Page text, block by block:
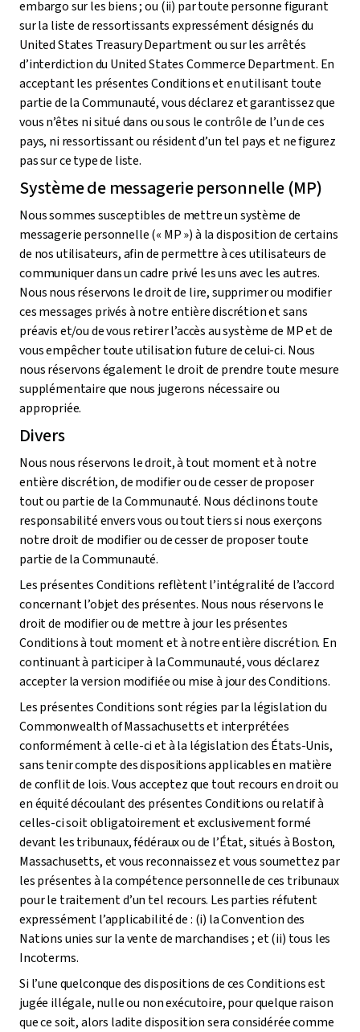
embargo sur les biens ; ou (ii) par toute personne figurant
sur la liste de ressortissants expressément désignés du
United States Treasury Department ou sur les arrêtés
d’interdiction du United States Commerce Department. En
acceptant les présentes Conditions et en utilisant toute
partie de la Communauté, vous déclarez et garantissez que
vous n’êtes ni situé dans ou sous le contrôle de l’un de ces
pays, ni ressortissant ou résident d’un tel pays et ne figurez
pas sur ce type de liste.
Système de messagerie personnelle (MP)
Nous sommes susceptibles de mettre un système de
messagerie personnelle (« MP ») à la disposition de certains
de nos utilisateurs, afin de permettre à ces utilisateurs de
communiquer dans un cadre privé les uns avec les autres.
Nous nous réservons le droit de lire, supprimer ou modifier
ces messages privés à notre entière discrétion et sans
préavis et/ou de vous retirer l’accès au système de MP et de
vous empêcher toute utilisation future de celui-ci. Nous
nous réservons également le droit de prendre toute mesure
supplémentaire que nous jugerons nécessaire ou
appropriée.
Divers
Nous nous réservons le droit, à tout moment et à notre
entière discrétion, de modifier ou de cesser de proposer
tout ou partie de la Communauté. Nous déclinons toute
responsabilité envers vous ou tout tiers si nous exerçons
notre droit de modifier ou de cesser de proposer toute
partie de la Communauté.
Les présentes Conditions reflètent l’intégralité de l’accord
concernant l’objet des présentes. Nous nous réservons le
droit de modifier ou de mettre à jour les présentes
Conditions à tout moment et à notre entière discrétion. En
continuant à participer à la Communauté, vous déclarez
accepter la version modifiée ou mise à jour des Conditions.
Les présentes Conditions sont régies par la législation du
Commonwealth of Massachusetts et interprétées
conformément à celle-ci et à la législation des États-Unis,
sans tenir compte des dispositions applicables en matière
de conflit de lois. Vous acceptez que tout recours en droit ou
en équité découlant des présentes Conditions ou relatif à
celles-ci soit obligatoirement et exclusivement formé
devant les tribunaux, fédéraux ou de l’État, situés à Boston,
Massachusetts, et vous reconnaissez et vous soumettez par
les présentes à la compétence personnelle de ces tribunaux
pour le traitement d’un tel recours. Les parties réfutent
expressément l’applicabilité de : (i) la Convention des
Nations unies sur la vente de marchandises ; et (ii) tous les
Incoterms.
Si l’une quelconque des dispositions de ces Conditions est
jugée illégale, nulle ou non exécutoire, pour quelque raison
que ce soit, alors ladite disposition sera considérée comme